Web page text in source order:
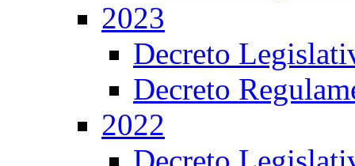
2023
Decreto
Decreto
2022